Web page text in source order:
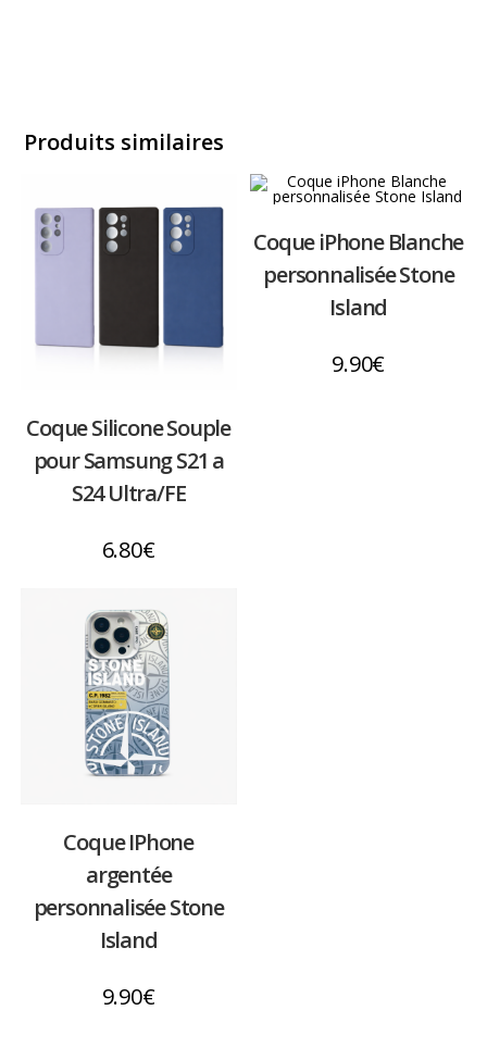
Produits similaires
Coque Silicone Souple
pour Samsung S21 a
S24 Ultra/FE
6.80€
Coque iPhone Blanche
personnalisée Stone
Island
9.90€
Coque IPhone
argentée
personnalisée Stone
Island
9.90€